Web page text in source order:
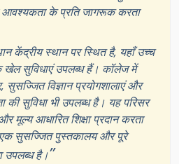
आवश्यकता के प्रति जागरूक करता
केंद्रीय स्थान पर स्थित है, यहाँ उच्च
खेल सुविधाएं उपलब्ध हैं। कॉलेज में
विज्ञान प्रयोगशालाएं और
की सुविधा भी उपलब्ध है। यह परिसर
मूल्य आधारित शिक्षा प्रदान करता
सुसज्जित पुस्तकालय और पूरे
उपलब्ध है।”